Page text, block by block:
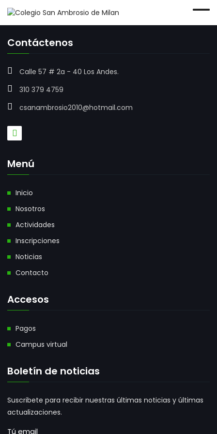
Business Studies
Contáctenos
Calle 57 # 2a - 40 Los Andes.
310 379 4759
csanambrosio2010@hotmail.com
Menú
Inicio
Nosotros
Actividades
Inscripciones
Noticias
Contacto
Accesos
Pagos
Campus virtual
Boletín de noticias
Suscribete para recibir nuestras últimas noticias y últimas
actualizaciones.
Tú email